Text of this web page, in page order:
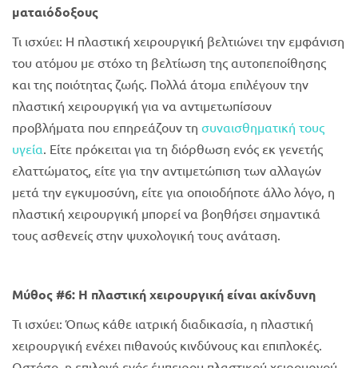
ματαιόδοξους
Τι ισχύει: Η πλαστική χειρουργική βελτιώνει την εμφάνιση
του ατόμου με στόχο τη βελτίωση της αυτοπεποίθησης
και της ποιότητας ζωής. Πολλά άτομα επιλέγουν την
πλαστική χειρουργική για να αντιμετωπίσουν
προβλήματα που επηρεάζουν τη συναισθηματική τους
υγεία. Είτε πρόκειται για τη διόρθωση ενός εκ γενετής
ελαττώματος, είτε για την αντιμετώπιση των αλλαγών
μετά την εγκυμοσύνη, είτε για οποιοδήποτε άλλο λόγο, η
πλαστική χειρουργική μπορεί να βοηθήσει σημαντικά
τους ασθενείς στην ψυχολογική τους ανάταση.
Μύθος #6: Η πλαστική χειρουργική είναι ακίνδυνη
Τι ισχύει: Όπως κάθε ιατρική διαδικασία, η πλαστική
χειρουργική ενέχει πιθανούς κινδύνους και επιπλοκές.